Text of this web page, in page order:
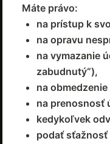
Máte právo:
na prístup k
na opravu
na vymazanie
zabudnutý“),
na
na prenosnosť
kedykoľvek
podať sťažnosť